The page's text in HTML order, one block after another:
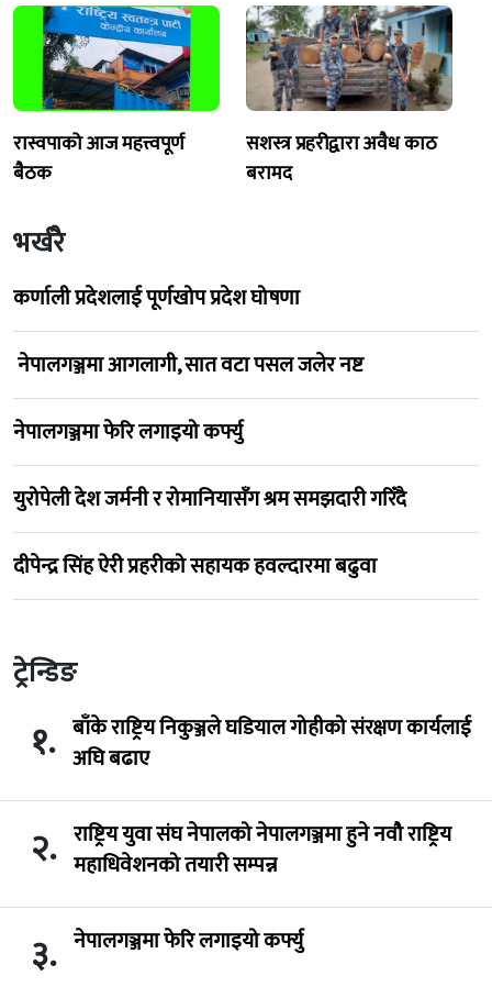
रास्वपाको आज महत्त्वपूर्ण
बैठक
सशस्त्र प्रहरीद्वारा अवैध काठ
बरामद
भर्खरै
कर्णाली प्रदेशलाई पूर्णखोप प्रदेश घोषणा
नेपालगञ्जमा आगलागी, सात वटा पसल जलेर नष्ट
नेपालगञ्जमा फेरि लगाइयो कर्फ्यु
युरोपेली देश जर्मनी र रोमानियासँग श्रम समझदारी गरिँदै
दीपेन्द्र सिंह ऐरी प्रहरीको सहायक हवल्दारमा बढुवा
ट्रेन्डिङ
१. बाँके राष्ट्रिय निकुञ्जले घडियाल गोहीको संरक्षण कार्यलाई
अघि बढाए
२. राष्ट्रिय युवा संघ नेपालको नेपालगञ्जमा हुने नवौ राष्ट्रिय
महाधिवेशनको तयारी सम्पन्न
३. नेपालगञ्जमा फेरि लगाइयो कर्फ्यु